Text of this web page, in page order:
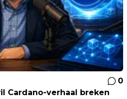
0
Cardano-verhaal breken